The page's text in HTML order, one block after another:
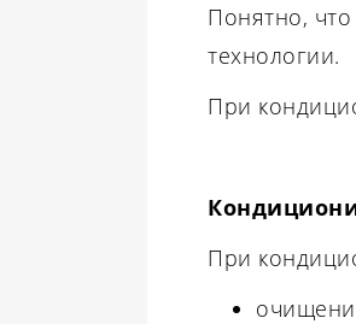
Понятно,
технологии.
При
При